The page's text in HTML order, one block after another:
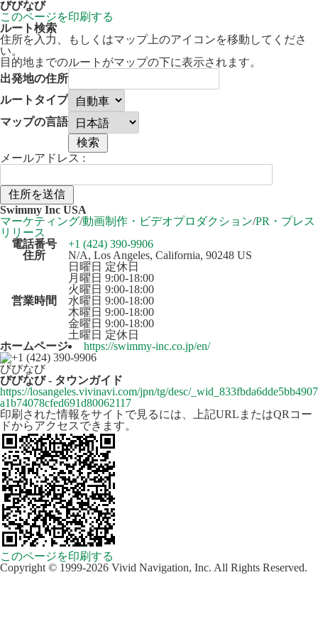
びびなび
このページを印刷する
ルート検索
住所を入力、もしくはマップ上のアイコンを移動してくださ
い。
目的地までのルートがマップの下に表示されます。
出発地の住所
ルートタイプ
マップの言語
メールアドレス :
+
−
50 km
Swimmy Inc USA
マーケティング/動画制作・ビデオプロダクション/PR・プレス
リリース
電話番号
+1 (424) 390-9906
住所
N/A, Los Angeles, California, 90248 US
営業時間
日曜日 定休日
月曜日 9:00-18:00
火曜日 9:00-18:00
水曜日 9:00-18:00
木曜日 9:00-18:00
金曜日 9:00-18:00
土曜日 定休日
ホームページ
https://swimmy-inc.co.jp/en/
びびなび
びびなび - タウンガイド
https://losangeles.vivinavi.com/jpn/tg/desc/_wid_833fbda6dde5bb4907
a1b74078cfed691d80062117
印刷された情報をサイトで見るには、上記URLまたはQRコー
ドからアクセスできます。
このページを印刷する
Copyright © 1999-2026 Vivid Navigation, Inc. All Rights Reserved.